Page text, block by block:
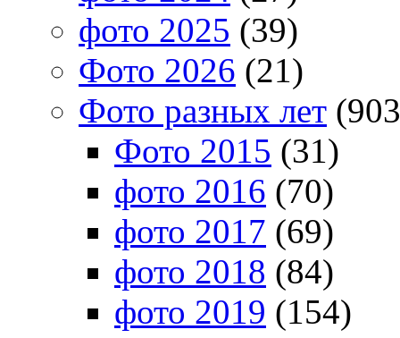
фото 2025 (39)
Фото 2026 (21)
Фото разных лет
Фото 2015 (31)
фото 2016 (70)
фото 2017 (69)
фото 2018 (84)
фото 2019 (154)